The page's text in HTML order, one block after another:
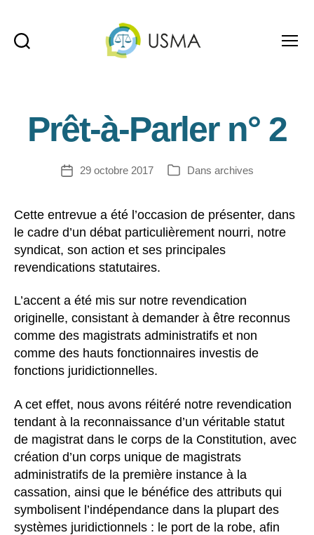
Prêt-à-Parler n° 2
Date29 octobre 2017 Catégories
Dans archives
Cette entrevue a été l’occasion de présenter, dans
le cadre d’un débat particulièrement nourri, notre
syndicat, son action et ses principales
revendications statutaires.
L’accent a été mis sur notre revendication
originelle, consistant à demander à être reconnus
comme des magistrats administratifs et non
comme des hauts fonctionnaires investis de
fonctions juridictionnelles.
A cet effet, nous avons réitéré notre revendication
tendant à la reconnaissance d’un véritable statut
de magistrat dans le corps de la Constitution, avec
création d’un corps unique de magistrats
administratifs de la première instance à la
cassation, ainsi que le bénéfice des attributs qui
symbolisent l’indépendance dans la plupart des
systèmes juridictionnels : le port de la robe, afin